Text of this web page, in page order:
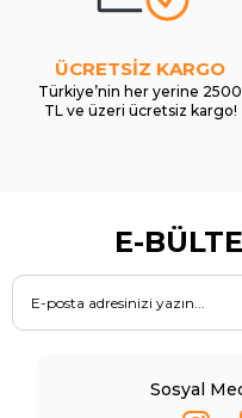
ÜCRETSİZ KARGO
Türkiye’nin her yerine 2500
TL ve üzeri ücretsiz kargo!
E-
Sosyal